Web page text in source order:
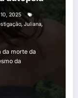
2025
, Juliana,
da morte da
da